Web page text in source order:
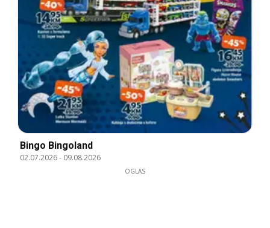
Bingo Bingoland
02.07.2026- 09.08.2026
OGLAS